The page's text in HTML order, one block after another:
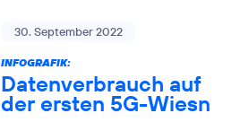
30. September 2022
INFOGRAFIK:
Datenverbrauch auf
der ersten 5G-Wiesn